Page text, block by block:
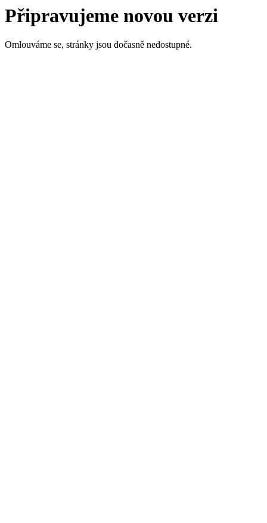
Připravujeme novou verzi
Omlouváme se, stránky jsou dočasně nedostupné.